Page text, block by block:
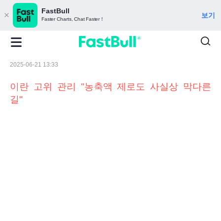
FastBull
Faster Charts, Chat Faster！ 보기
2025-06-21 13:33
이란 고위 관리 "농축액 제로도 사실상 막다른
길"